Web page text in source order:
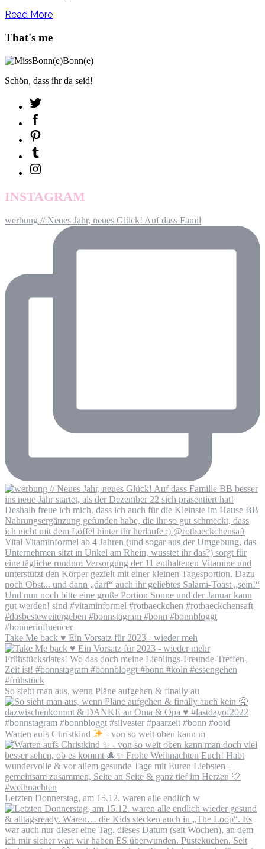
Read More
That's me
Schön, dass ihr da seid!
INSTAGRAM
werbung // Neues Jahr, neues Glück! Auf dass Famil
Take Me back ♥️ Ein Vorsatz für 2023 - wieder meh
So sieht man aus, wenn Pläne aufgehen & finally au
Warten aufs Christkind - von so weit oben kann m
Letzten Donnerstag, am 15.12. waren alle endlich w